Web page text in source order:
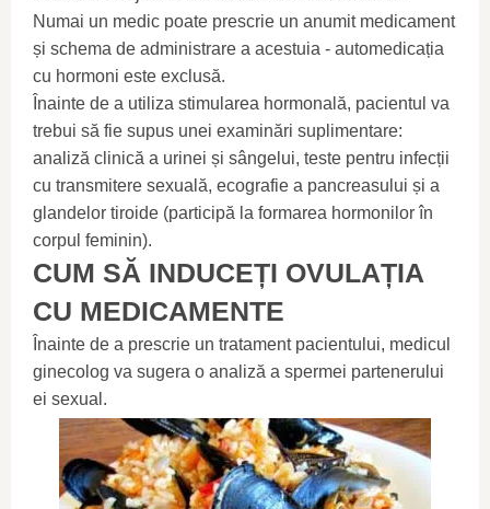
Numai un medic poate prescrie un anumit medicament
și schema de administrare a acestuia - automedicația
cu hormoni este exclusă.
Înainte de a utiliza stimularea hormonală, pacientul va
trebui să fie supus unei examinări suplimentare:
analiză clinică a urinei și sângelui, teste pentru infecții
cu transmitere sexuală, ecografie a pancreasului și a
glandelor tiroide (participă la formarea hormonilor în
corpul feminin).
CUM SĂ INDUCEȚI OVULAȚIA
CU MEDICAMENTE
Înainte de a prescrie un tratament pacientului, medicul
ginecolog va sugera o analiză a spermei partenerului
ei sexual.